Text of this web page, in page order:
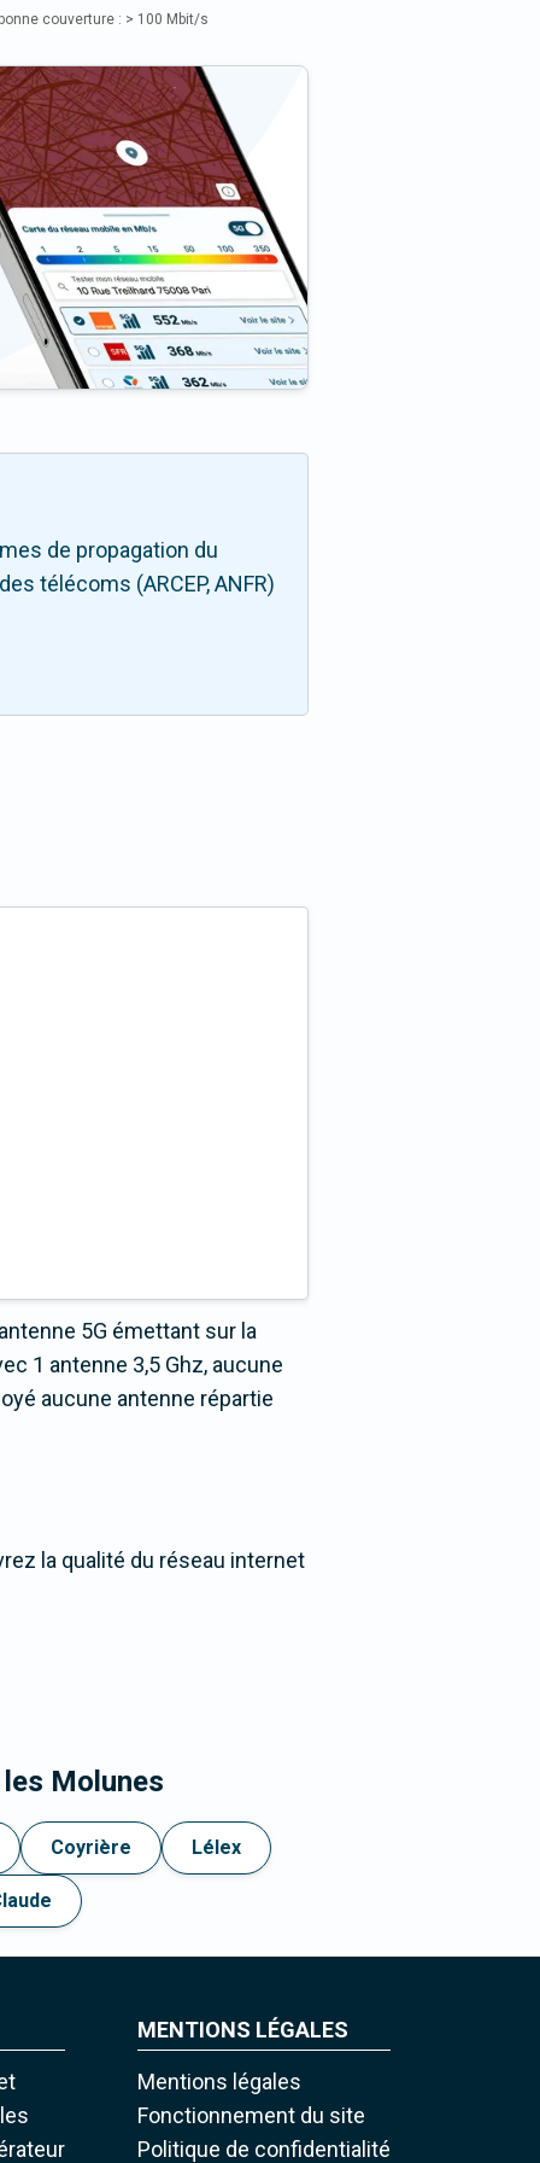
couverture : > 100 Mbit/s
de propagation du
télécoms (ARCEP, ANFR)
5G émettant sur la
1 antenne 3,5 Ghz, aucune
aucune antenne répartie
la qualité du réseau internet
Molunes
Coyrière Lélex
MENTIONS LÉGALES
Mentions légales
Fonctionnement du site
Politique de confidentialité